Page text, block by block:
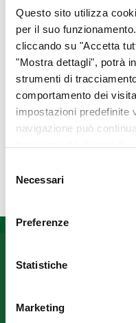
Questo sito utilizza
per il suo
cliccando su "Accetta
"Mostra dettagli", potrà
strumenti di
comportamento dei
impostazioni predefinite
navigazione può
delNecessari
Preferenze
Statistiche
Marketing